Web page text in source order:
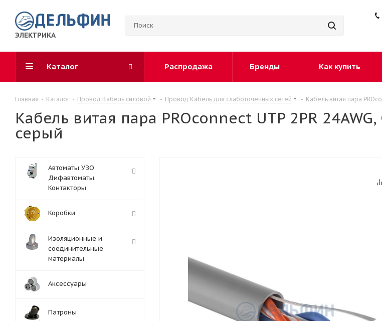
ЭЛЕКТРИКА
Каталог Распродажа Бренды Как купить
Главная - Каталог - Провод Кабель силовой - Провод Кабель для слаботочечных сетей - Кабель витая пара
Кабель витая пара PROconnect UTP 2PR
серый
Автоматы УЗО
Дифавтоматы.
Контакторы
Коробки
Изоляционные и
соединительные
материалы
Аксессуары
Патроны